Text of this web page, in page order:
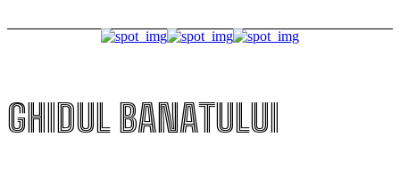
GHIDUL BANATULUI